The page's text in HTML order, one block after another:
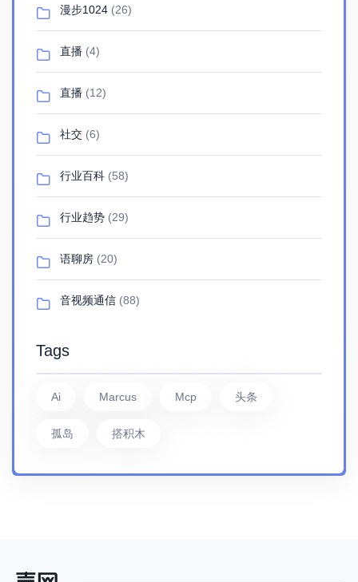
漫步1024 (26)
直播 (4)
直播 (12)
社交 (6)
行业百科 (58)
行业趋势 (29)
语聊房 (20)
音视频通信 (88)
Tags
Ai Marcus Mcp 头条
孤岛 搭积木